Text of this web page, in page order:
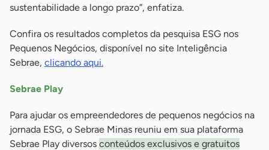
sustentabilidade a longo prazo”, enfatiza.
Confira os resultados completos da pesquisa ESG nos
Pequenos Negócios, disponível no site Inteligência
Sebrae, clicando aqui.
Sebrae Play
Para ajudar os empreendedores de pequenos negócios na
jornada ESG, o Sebrae Minas reuniu em sua plataforma
Sebrae Play diversos conteúdos exclusivos e gratuitos